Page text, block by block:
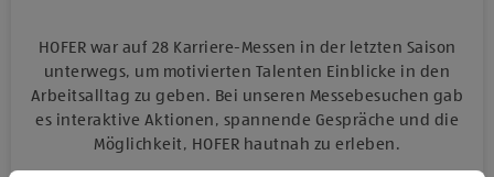
HOFER war auf 28 Karriere-Messen in der letzten Saison
unterwegs, um motivierten Talenten Einblicke in den
Arbeitsalltag zu geben. Bei unseren Messebesuchen gab
es interaktive Aktionen, spannende Gespräche und die
Möglichkeit, HOFER hautnah zu erleben.